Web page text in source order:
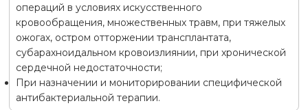
операций в условиях искусственного
кровообращения, множественных травм, при тяжелых
ожогах, остром отторжении трансплантата,
субарахноидальном кровоизлиянии, при хронической
сердечной недостаточности;
При назначении и мониторировании специфической
антибактериальной терапии.